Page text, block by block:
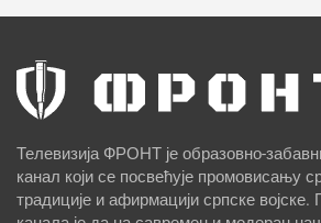
Телевизија ФРОНТ је образовно-
канал који се посвећује промовисању
традиције и афирмацији српске